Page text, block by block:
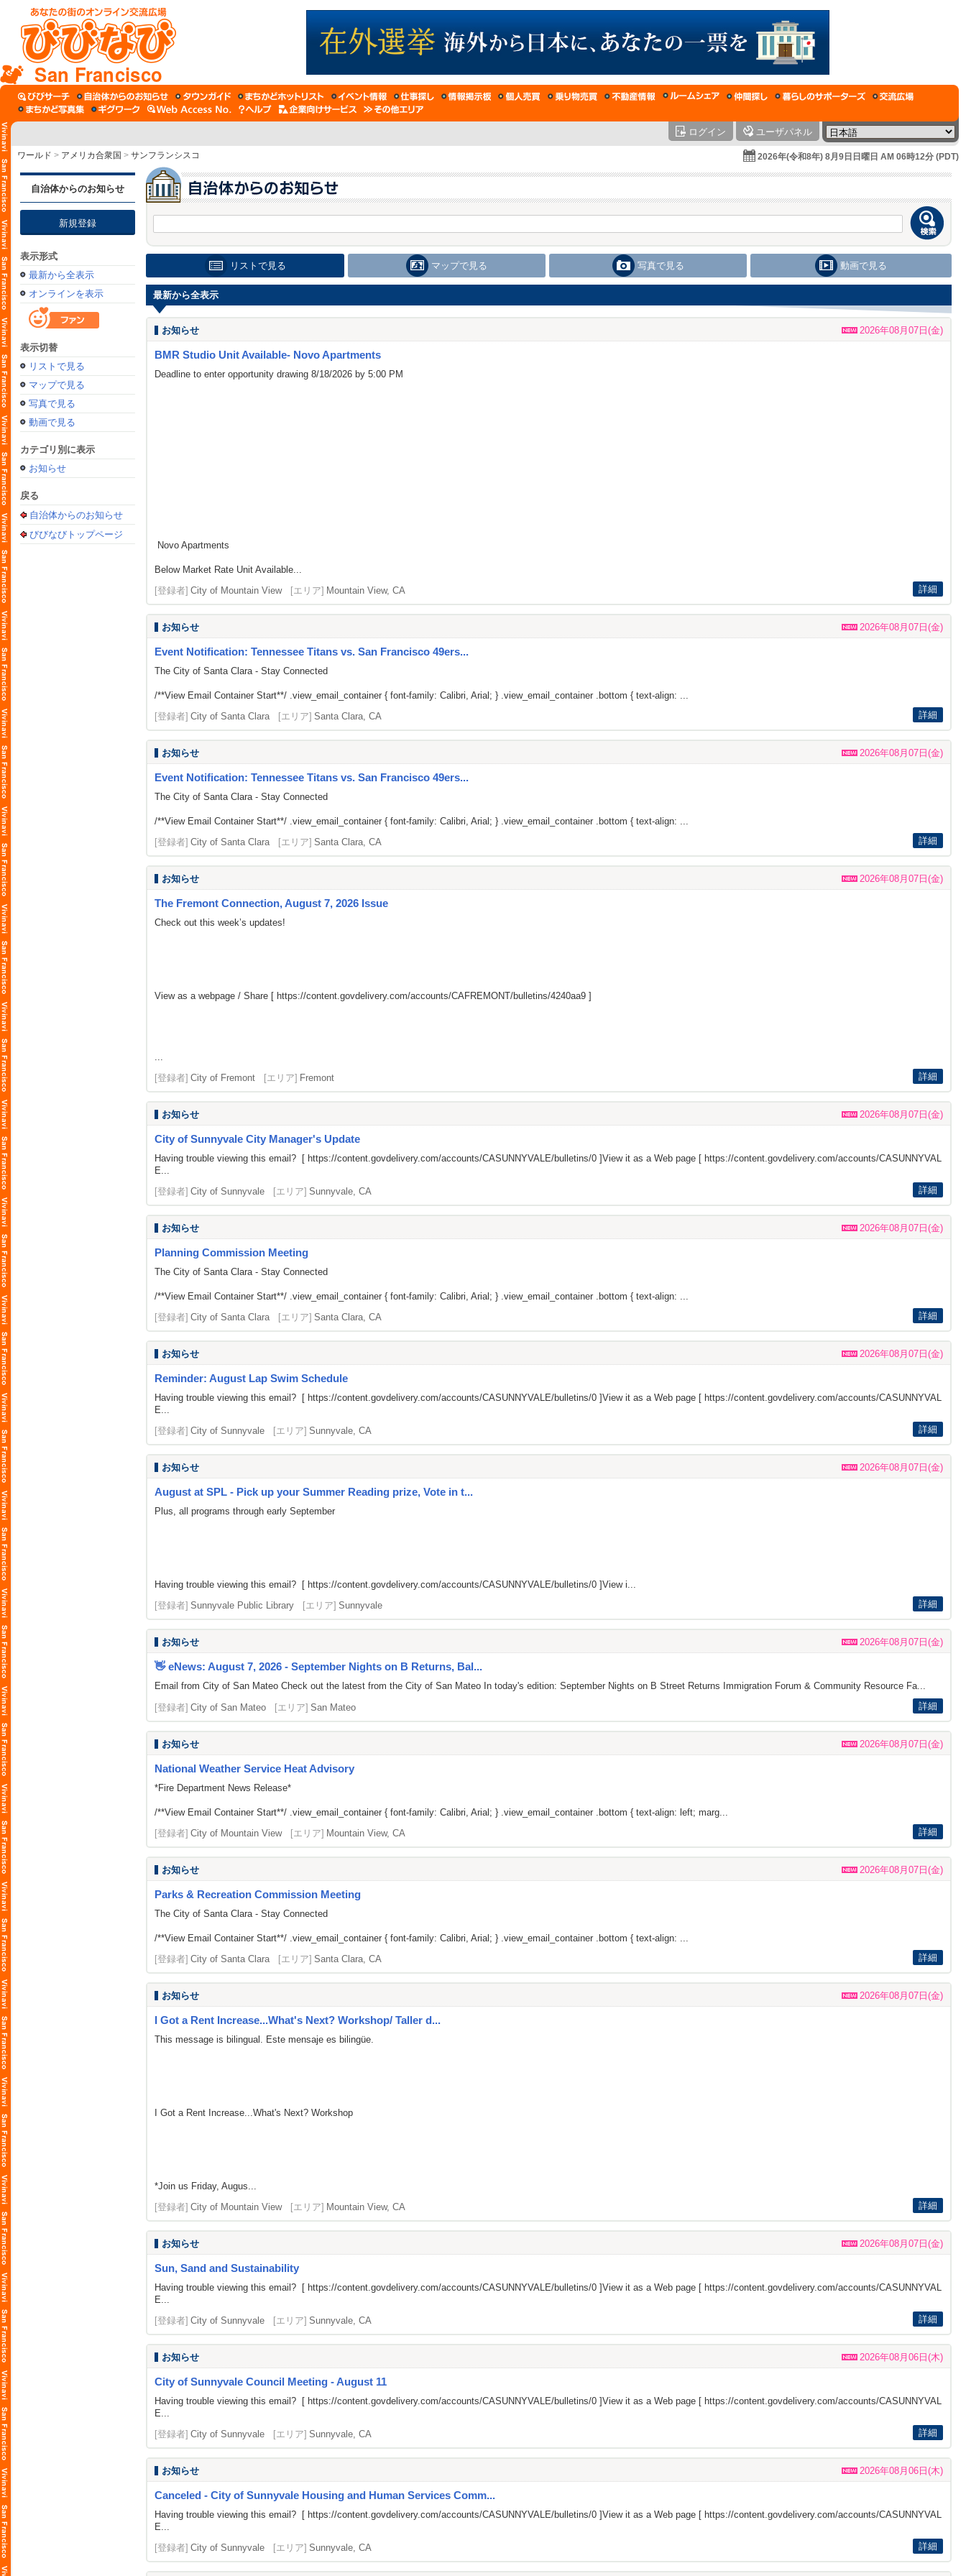
San Francisco
ログイン ユーザパネル
ワールド > アメリカ合衆国 > サンフランシスコ 2026年(令和8年) 8月9日日曜日 AM 06時12分 (PDT)
自治体からのお知らせ
新規登録
表示形式
最新から全表示
オンラインを表示
表示切替
リストで見る
マップで見る
写真で見る
動画で見る
カテゴリ別に表示
お知らせ
戻る
自治体からのお知らせ
びびなびトップページ
リストで見る マップで見る 写真で見る 動画で見る
最新から全表示
お知らせ 2026年08月07日(金)
BMR Studio Unit Available- Novo Apartments
Deadline to enter opportunity drawing 8/18/2026 by 5:00 PM
Novo Apartments
Below Market Rate Unit Available...
[登録者] City of Mountain View [エリア] Mountain View, CA 詳細
お知らせ 2026年08月07日(金)
Event Notification: Tennessee Titans vs. San Francisco 49ers...
The City of Santa Clara - Stay Connected
/**View Email Container Start**/ .view_email_container { font-family: Calibri, Arial; } .view_email_container .bottom { text-align: ...
[登録者] City of Santa Clara [エリア] Santa Clara, CA 詳細
お知らせ 2026年08月07日(金)
Event Notification: Tennessee Titans vs. San Francisco 49ers...
The City of Santa Clara - Stay Connected
/**View Email Container Start**/ .view_email_container { font-family: Calibri, Arial; } .view_email_container .bottom { text-align: ...
[登録者] City of Santa Clara [エリア] Santa Clara, CA 詳細
お知らせ 2026年08月07日(金)
The Fremont Connection, August 7, 2026 Issue
Check out this week’s updates!
View as a webpage / Share [ https://content.govdelivery.com/accounts/CAFREMONT/bulletins/4240aa9 ]
...
[登録者] City of Fremont [エリア] Fremont 詳細
お知らせ 2026年08月07日(金)
City of Sunnyvale City Manager's Update
Having trouble viewing this email? [ https://content.govdelivery.com/accounts/CASUNNYVALE/bulletins/0 ]View it as a Web page [ https://content.govdelivery.com/accounts/CASUNNYVAL
E...
[登録者] City of Sunnyvale [エリア] Sunnyvale, CA 詳細
お知らせ 2026年08月07日(金)
Planning Commission Meeting
The City of Santa Clara - Stay Connected
/**View Email Container Start**/ .view_email_container { font-family: Calibri, Arial; } .view_email_container .bottom { text-align: ...
[登録者] City of Santa Clara [エリア] Santa Clara, CA 詳細
お知らせ 2026年08月07日(金)
Reminder: August Lap Swim Schedule
Having trouble viewing this email? [ https://content.govdelivery.com/accounts/CASUNNYVALE/bulletins/0 ]View it as a Web page [ https://content.govdelivery.com/accounts/CASUNNYVAL
E...
[登録者] City of Sunnyvale [エリア] Sunnyvale, CA 詳細
お知らせ 2026年08月07日(金)
August at SPL - Pick up your Summer Reading prize, Vote in t...
Plus, all programs through early September
Having trouble viewing this email? [ https://content.govdelivery.com/accounts/CASUNNYVALE/bulletins/0 ]View i...
[登録者] Sunnyvale Public Library [エリア] Sunnyvale 詳細
お知らせ 2026年08月07日(金)
👋 eNews: August 7, 2026 - September Nights on B Returns, Bal...
Email from City of San Mateo Check out the latest from the City of San Mateo In today's edition: September Nights on B Street Returns Immigration Forum & Community Resource Fa...
[登録者] City of San Mateo [エリア] San Mateo 詳細
お知らせ 2026年08月07日(金)
National Weather Service Heat Advisory
*Fire Department News Release*
/**View Email Container Start**/ .view_email_container { font-family: Calibri, Arial; } .view_email_container .bottom { text-align: left; marg...
[登録者] City of Mountain View [エリア] Mountain View, CA 詳細
お知らせ 2026年08月07日(金)
Parks & Recreation Commission Meeting
The City of Santa Clara - Stay Connected
/**View Email Container Start**/ .view_email_container { font-family: Calibri, Arial; } .view_email_container .bottom { text-align: ...
[登録者] City of Santa Clara [エリア] Santa Clara, CA 詳細
お知らせ 2026年08月07日(金)
I Got a Rent Increase...What's Next? Workshop/ Taller d...
This message is bilingual. Este mensaje es bilingüe.
I Got a Rent Increase...What's Next? Workshop
*Join us Friday, Augus...
[登録者] City of Mountain View [エリア] Mountain View, CA 詳細
お知らせ 2026年08月07日(金)
Sun, Sand and Sustainability
Having trouble viewing this email? [ https://content.govdelivery.com/accounts/CASUNNYVALE/bulletins/0 ]View it as a Web page [ https://content.govdelivery.com/accounts/CASUNNYVAL
E...
[登録者] City of Sunnyvale [エリア] Sunnyvale, CA 詳細
お知らせ 2026年08月06日(木)
City of Sunnyvale Council Meeting - August 11
Having trouble viewing this email? [ https://content.govdelivery.com/accounts/CASUNNYVALE/bulletins/0 ]View it as a Web page [ https://content.govdelivery.com/accounts/CASUNNYVAL
E...
[登録者] City of Sunnyvale [エリア] Sunnyvale, CA 詳細
お知らせ 2026年08月06日(木)
Canceled - City of Sunnyvale Housing and Human Services Comm...
Having trouble viewing this email? [ https://content.govdelivery.com/accounts/CASUNNYVALE/bulletins/0 ]View it as a Web page [ https://content.govdelivery.com/accounts/CASUNNYVAL
E...
[登録者] City of Sunnyvale [エリア] Sunnyvale, CA 詳細